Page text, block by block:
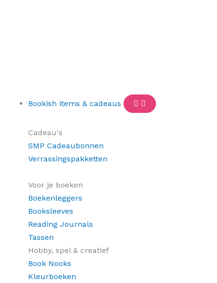
Bookish items & cadeaus
Cadeau's
SMP Cadeaubonnen
Verrassingspakketten
Voor je boeken
Boekenleggers
Booksleeves
Reading Journals
Tassen
Hobby, spel & creatief
Book Nooks
Kleurboeken